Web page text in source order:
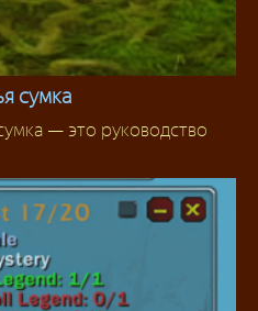
сумка
— это руководство